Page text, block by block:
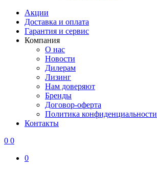
Акции
Доставка и оплата
Гарантия и сервис
Компания
О нас
Новости
Дилерам
Лизинг
Нам доверяют
Бренды
Договор-оферта
Политика конфиденциальности
Контакты
0 0
0